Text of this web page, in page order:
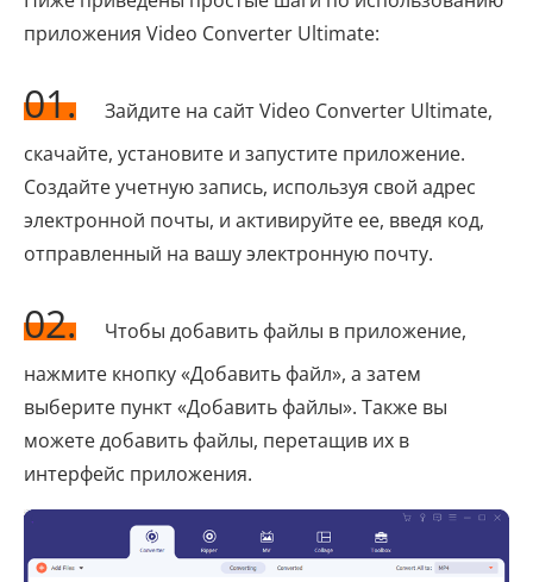
приложения Video Converter Ultimate:
01.
Зайдите на сайт Video Converter Ultimate,
скачайте, установите и запустите приложение.
Создайте учетную запись, используя свой адрес
электронной почты, и активируйте ее, введя код,
отправленный на вашу электронную почту.
02.
Чтобы добавить файлы в приложение,
нажмите кнопку «Добавить файл», а затем
выберите пункт «Добавить файлы». Также вы
можете добавить файлы, перетащив их в
интерфейс приложения.